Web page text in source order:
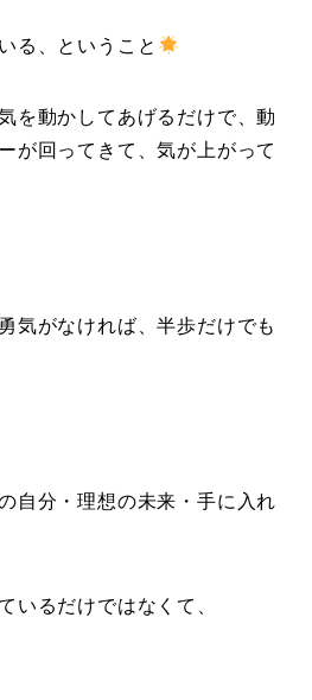
る、ということ
を動かしてあげるだけで、動
が回ってきて、気が上がって
気がなければ、半歩だけでも
自分・理想の未来・手に入れ
いるだけではなくて、